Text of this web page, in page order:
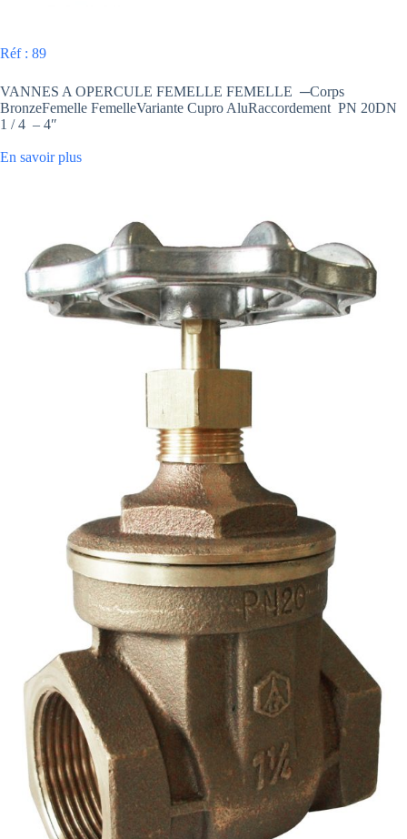
Réf : 89
VANNES A OPERCULE FEMELLE FEMELLE ─Corps
BronzeFemelle FemelleVariante Cupro AluRaccordement PN 20DN
1 / 4 – 4″
En savoir plus